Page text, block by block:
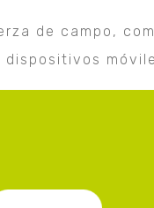
de campo,
dispositivos